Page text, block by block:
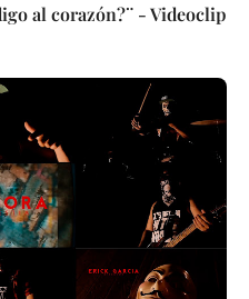
al corazón?¨ - Videoclip